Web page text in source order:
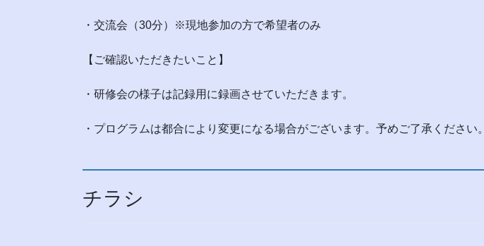
・交流会（30分）※現地参加の方で希望者のみ
【ご確認いただきたいこと】
・研修会の様子は記録用に録画させていただきます。
・プログラムは都合により変更になる場合がございます。予めご了承ください。
チラシ